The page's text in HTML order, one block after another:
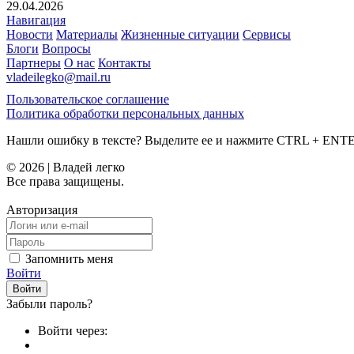
29.04.2026
Навигация
Новости Материалы Жизненные ситуации Сервисы
Блоги Вопросы
Партнеры О нас Контакты
vladeilegko@mail.ru
Пользовательское соглашение
Политика обработки персональных данных
Нашли ошибку в тексте? Выделите ее и нажмите CTRL +
© 2026 | Владей легко
Все права защищены.
Авторизация
Запомнить меня
Войти
Забыли пароль?
Войти через: